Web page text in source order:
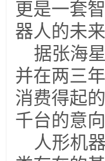
更是一套
器人的未
据张海
并在两三
消费得起
千台的意
人形机